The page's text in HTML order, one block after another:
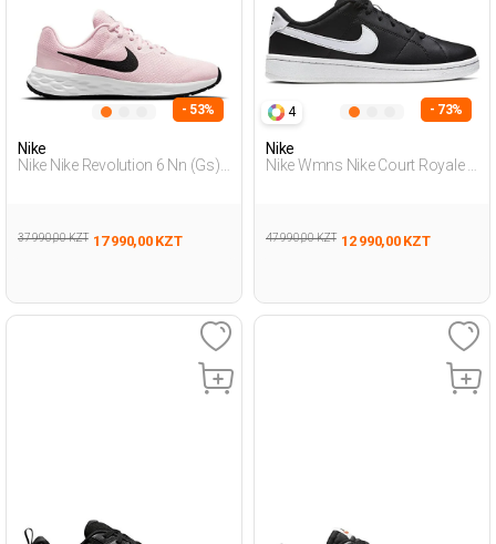
- 53%
Nike
Nike Nike Revolution 6 Nn (Gs)
37 990,00 KZT 17 990,00 KZT
4 - 73%
Nike
Nike Wmns Nike Court Royale 2
47 990,00 KZT 12 990,00 KZT